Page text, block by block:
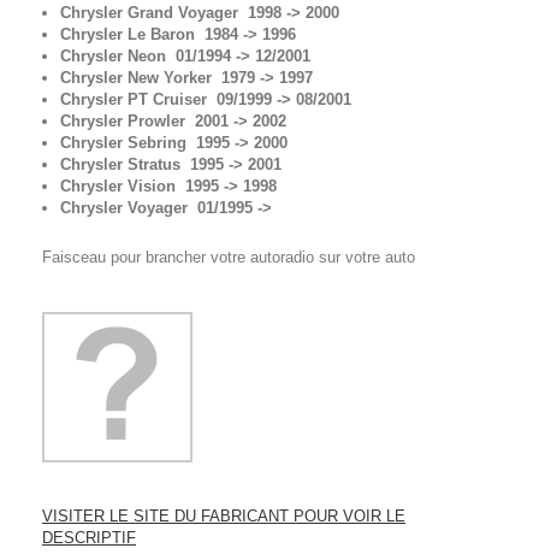
Chrysler Grand Voyager 1998 -> 2000
Chrysler Le Baron 1984 -> 1996
Chrysler Neon 01/1994 -> 12/2001
Chrysler New Yorker 1979 -> 1997
Chrysler PT Cruiser 09/1999 -> 08/2001
Chrysler Prowler 2001 -> 2002
Chrysler Sebring 1995 -> 2000
Chrysler Stratus 1995 -> 2001
Chrysler Vision 1995 -> 1998
Chrysler Voyager 01/1995 ->
Faisceau pour brancher votre autoradio sur votre auto
VISITER LE SITE DU FABRICANT POUR VOIR LE
DESCRIPTIF